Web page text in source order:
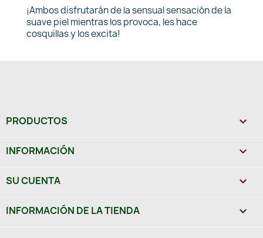
¡Ambos disfrutarán de la sensual sensación de la
suave piel mientras los provoca, les hace
cosquillas y los excita!
PRODUCTOS 
INFORMACIÓN 
SU CUENTA 
INFORMACIÓN DE LA TIENDA keyboard_arrow_down